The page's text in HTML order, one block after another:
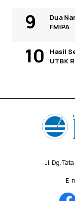
Dua
FMIPA
Hasil
UTBK
Jl. Dg.
E-